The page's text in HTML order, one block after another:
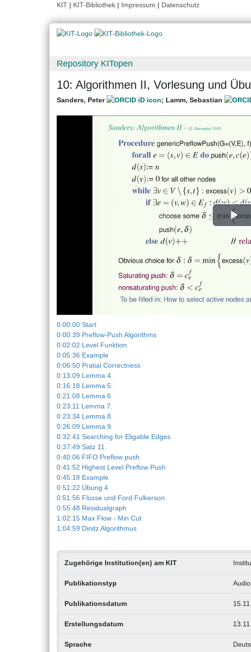
KIT | KIT-Bibliothek | Impressum | Datenschutz
Repository KITopen
10: Algorithmen II, Vorlesung und
Sanders, Peter ; Lamm, Sebastian
0:00:00 Start
0:00:39 Preflow-Push Algorithms
0:02:02 Level Funktion
0:05:36 Example
0:06:50 Pratial Correctness
0:13:09 Lemma 4.
0:16:18 Lemma 5.
0:21:08 Lemma 6.
0:23:11 Lemma 7.
0:23:34 Lemma 8.
0:26:09 Lemma 9.
0:32:41 Searching for Eligable Edges
0:37:49 Satz 11.
0:40:06 FIFO Preflow push
0:41:52 Highest Level Preflow Push
0:45:18 Example
0:51:22 Übung 4
0:51:56 Flüsse und Ford Fulkerson
0:55:48 Residualgraph
1:02:15 Max Flow - Min Cut
1:04:59 Dinitz Algorithmus
Zugehörige Institution(en) am KIT
Publikationstyp
Publikationsdatum
Erstellungsdatum
Sprache